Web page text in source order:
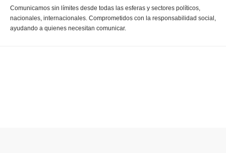
Comunicamos sin límites desde todas las esferas y sectores políticos,
nacionales, internacionales. Comprometidos con la responsabilidad social,
ayudando a quienes necesitan comunicar.